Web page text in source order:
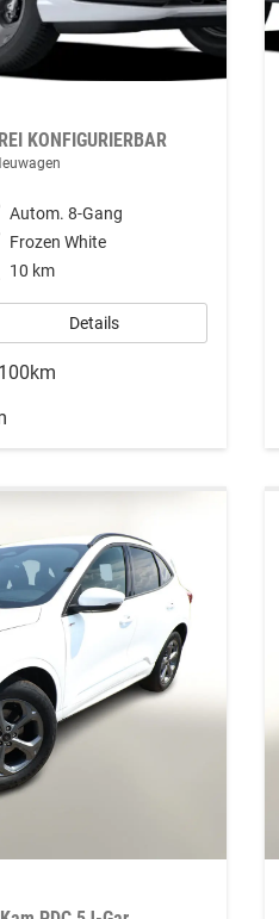
KONFIGURIERBAR
Autom. 8-Gang
Frozen White
10 km
Details